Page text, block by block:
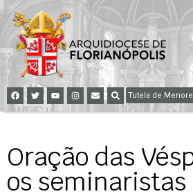
Tutela de
Oração das
os seminaristas